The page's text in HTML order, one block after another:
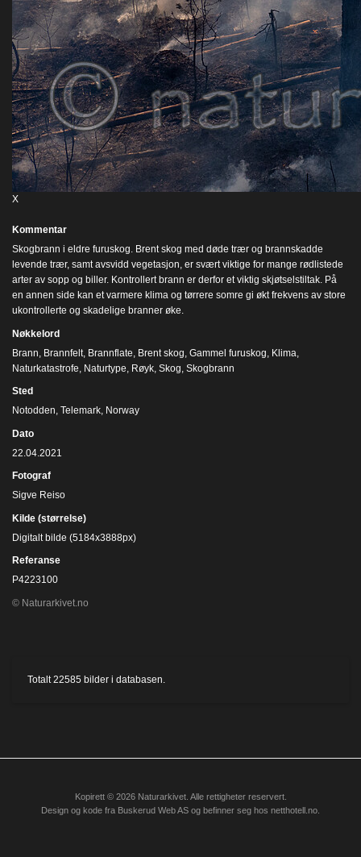
X
Kommentar
Skogbrann i eldre furuskog. Brent skog med døde trær og brannskadde
levende trær, samt avsvidd vegetasjon, er svært viktige for mange rødlistede
arter av sopp og biller. Kontrollert brann er derfor et viktig skjøtselstiltak. På
en annen side kan et varmere klima og tørrere somre gi økt frekvens av store
ukontrollerte og skadelige branner øke.
Nøkkelord
Brann Brannfelt Brannflate Brent skog Gammel furuskog Klima
Naturkatastrofe Naturtype Røyk Skog Skogbrann
Sted
Notodden, Telemark, Norway
Dato
22.04.2021
Fotograf
Sigve Reiso
Kilde (størrelse)
Digitalt bilde (5184x3888px)
Referanse
P4223100
© Naturarkivet.no
Totalt 22585 bilder i databasen.
Kopirett © 2026 Naturarkivet. Alle rettigheter reservert.
Design og kode fra Buskerud Web AS og befinner seg hos netthotell.no